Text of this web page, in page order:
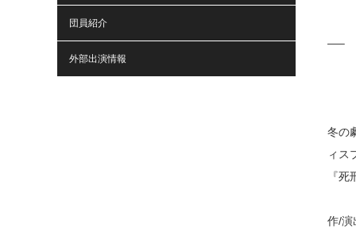
—–
冬の
ィス
『
作/演
団員紹介
外部出演情報